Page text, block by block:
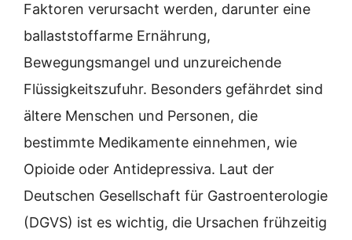
Faktoren verursacht werden, darunter eine
ballaststoffarme Ernährung,
Bewegungsmangel und unzureichende
Flüssigkeitszufuhr. Besonders gefährdet sind
ältere Menschen und Personen, die
bestimmte Medikamente einnehmen, wie
Opioide oder Antidepressiva. Laut der
Deutschen Gesellschaft für Gastroenterologie
(DGVS) ist es wichtig, die Ursachen frühzeitig